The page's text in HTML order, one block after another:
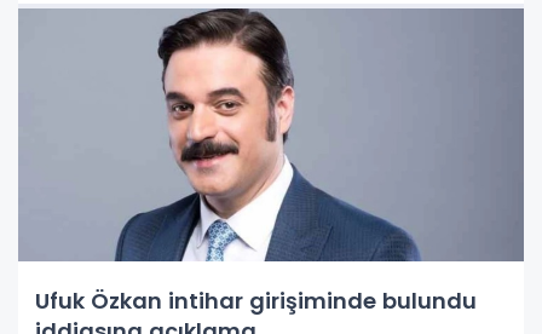
Ufuk Özkan intihar girişiminde bulundu